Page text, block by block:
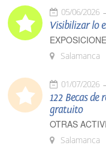
05/06/2026
Visibilizar lo
Salamanca
01/07/2026
122 Becas
gratuito
OTRAS
Salamanca